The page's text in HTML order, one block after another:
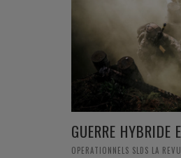
GUERRE HYBRIDE
OPERATIONNELS SLDS LA